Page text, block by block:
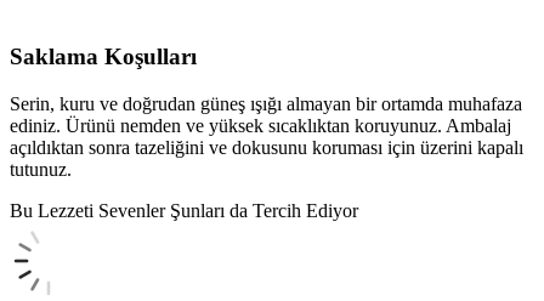
Saklama Koşulları
Serin, kuru ve doğrudan güneş ışığı almayan bir ortamda muhafaza
ediniz. Ürünü nemden ve yüksek sıcaklıktan koruyunuz. Ambalaj
açıldıktan sonra tazeliğini ve dokusunu koruması için üzerini kapalı
tutunuz.
Bu Lezzeti Sevenler Şunları da Tercih Ediyor